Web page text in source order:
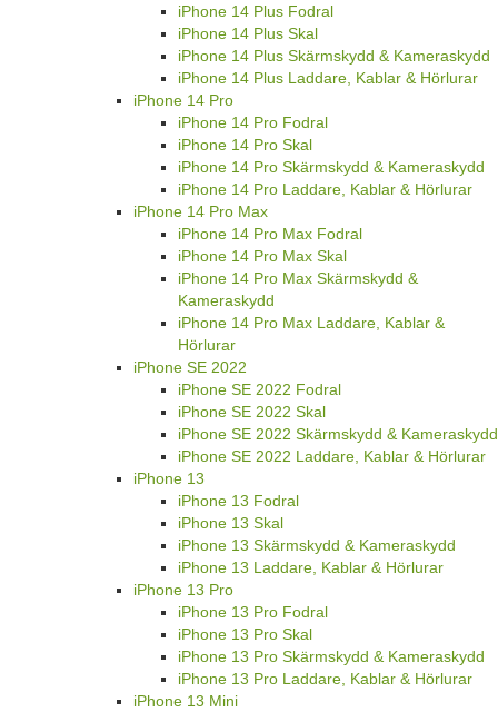
iPhone 14 Plus Fodral
iPhone 14 Plus Skal
iPhone 14 Plus Skärmskydd & Kameraskydd
iPhone 14 Plus Laddare, Kablar & Hörlurar
iPhone 14 Pro
iPhone 14 Pro Fodral
iPhone 14 Pro Skal
iPhone 14 Pro Skärmskydd & Kameraskydd
iPhone 14 Pro Laddare, Kablar & Hörlurar
iPhone 14 Pro Max
iPhone 14 Pro Max Fodral
iPhone 14 Pro Max Skal
iPhone 14 Pro Max Skärmskydd &
Kameraskydd
iPhone 14 Pro Max Laddare, Kablar &
Hörlurar
iPhone SE 2022
iPhone SE 2022 Fodral
iPhone SE 2022 Skal
iPhone SE 2022 Skärmskydd & Kameraskydd
iPhone SE 2022 Laddare, Kablar & Hörlurar
iPhone 13
iPhone 13 Fodral
iPhone 13 Skal
iPhone 13 Skärmskydd & Kameraskydd
iPhone 13 Laddare, Kablar & Hörlurar
iPhone 13 Pro
iPhone 13 Pro Fodral
iPhone 13 Pro Skal
iPhone 13 Pro Skärmskydd & Kameraskydd
iPhone 13 Pro Laddare, Kablar & Hörlurar
iPhone 13 Mini